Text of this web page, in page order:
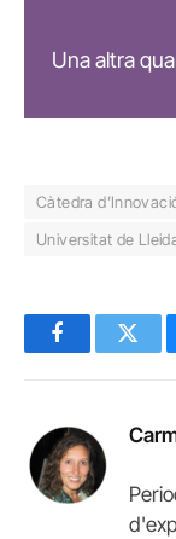
Una altra
Càtedra
Universitat de
Facebook